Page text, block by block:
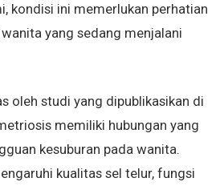
kondisi ini memerlukan perhatian
yang sedang menjalani
oleh studi yang dipublikasikan di
memiliki hubungan yang
kesuburan pada wanita.
kualitas sel telur, fungsi